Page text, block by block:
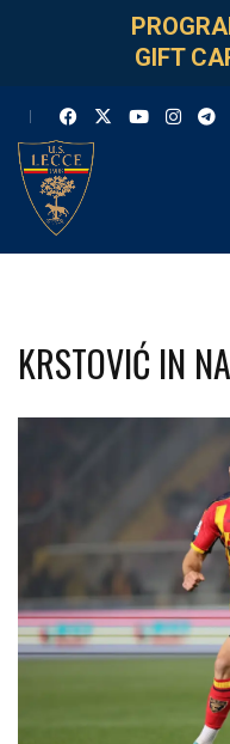
GIFT
KRSTOVIĆ IN